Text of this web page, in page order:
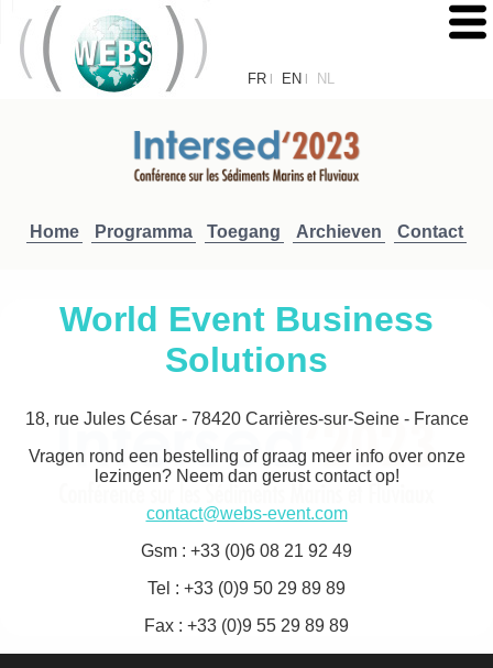
FR | EN | NL
Home Programma Toegang Archieven Contact
World Event Business
Solutions
18, rue Jules César - 78420 Carrières-sur-Seine - France
Vragen rond een bestelling of graag meer info over onze
lezingen? Neem dan gerust contact op!
contact@webs-event.com
Gsm : +33 (0)6 08 21 92 49
Tel : +33 (0)9 50 29 89 89
Fax : +33 (0)9 55 29 89 89